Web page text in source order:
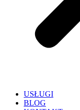
USŁUGI
BLOG